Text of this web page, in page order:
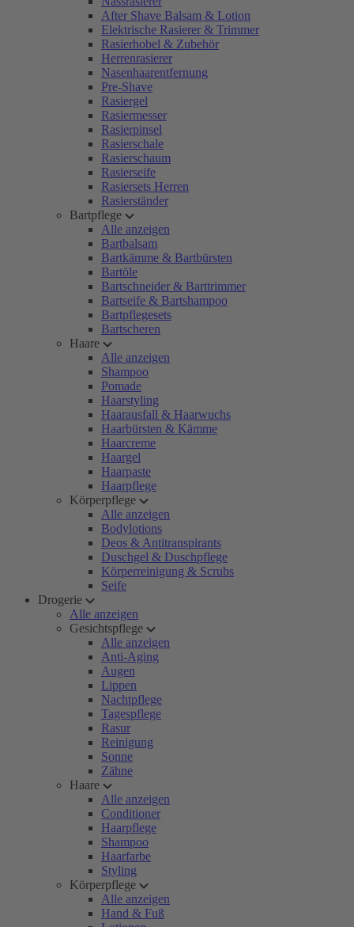
After Shave Balsam & Lotion
Elektrische Rasierer & Trimmer
Rasierhobel & Zubehör
Herrenrasierer
Nasenhaarentfernung
Pre-Shave
Rasiergel
Rasiermesser
Rasierpinsel
Rasierschale
Rasierschaum
Rasierseife
Rasiersets Herren
Rasierständer
Bartpflege
Alle anzeigen
Bartbalsam
Bartkämme & Bartbürsten
Bartöle
Bartschneider & Barttrimmer
Bartseife & Bartshampoo
Bartpflegesets
Bartscheren
Haare
Alle anzeigen
Shampoo
Pomade
Haarstyling
Haarausfall & Haarwuchs
Haarbürsten & Kämme
Haarcreme
Haargel
Haarpaste
Haarpflege
Körperpflege
Alle anzeigen
Bodylotions
Deos & Antitranspirants
Duschgel & Duschpflege
Körperreinigung & Scrubs
Seife
Drogerie
Alle anzeigen
Gesichtspflege
Alle anzeigen
Anti-Aging
Augen
Lippen
Nachtpflege
Tagespflege
Rasur
Reinigung
Sonne
Zähne
Haare
Alle anzeigen
Conditioner
Haarpflege
Shampoo
Haarfarbe
Styling
Körperpflege
Alle anzeigen
Hand & Fuß